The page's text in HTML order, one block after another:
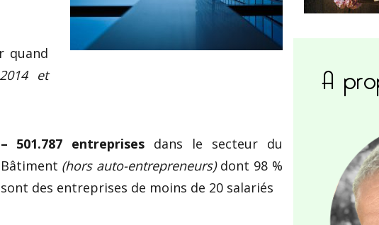
quand
et
– 501.787 entreprises dans le secteur du
Bâtiment (hors auto-entrepreneurs)dont 98 %
sont des entreprises de moins de 20 salariés
A